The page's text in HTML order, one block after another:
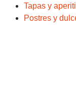
Tapas y
Postres y